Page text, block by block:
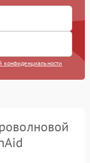
конфиденциальности